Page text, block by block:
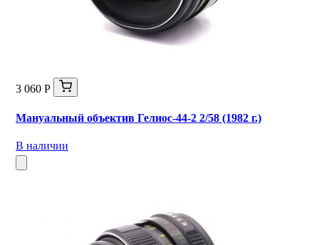
3 060 Р
Мануальный объектив Гелиос-44-2 2/58 (1982 г.)
В наличии